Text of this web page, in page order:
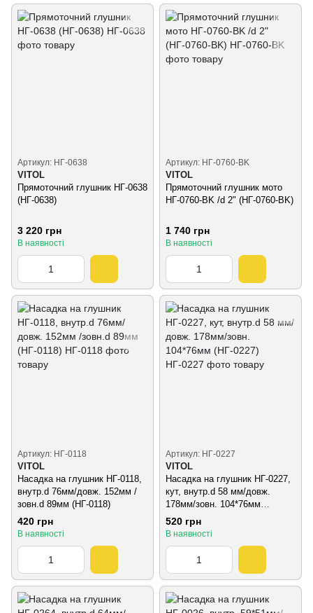
Артикул: НГ-0638
VITOL
Прямоточний глушник НГ-0638
(НГ-0638)
3 220 грн
В наявності
Артикул: НГ-0760-BK
VITOL
Прямоточний глушник мото
НГ-0760-BK /d 2" (НГ-0760-BK)
1 740 грн
В наявності
Артикул: НГ-0118
VITOL
Насадка на глушник НГ-0118,
внутр.d 76мм/довж. 152мм /
зовн.d 89мм (НГ-0118)
420 грн
В наявності
Артикул: НГ-0227
VITOL
Насадка на глушник НГ-0227,
кут, внутр.d 58 мм/довж.
178мм/зовн. 104*76мм
(НГ-0227)
520 грн
В наявності